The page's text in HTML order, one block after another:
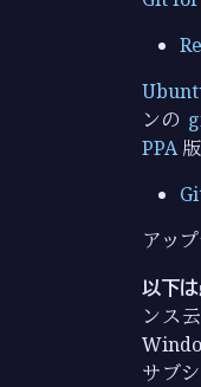
ンの
PPA版
アッ
以下は
ンス
サブ